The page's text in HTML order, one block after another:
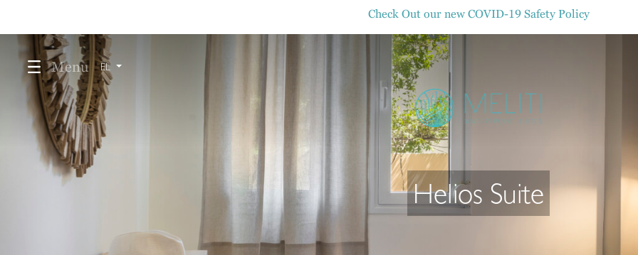
Check Out our new COVID-19 Safety Policy
Menu EL
Helios Suite